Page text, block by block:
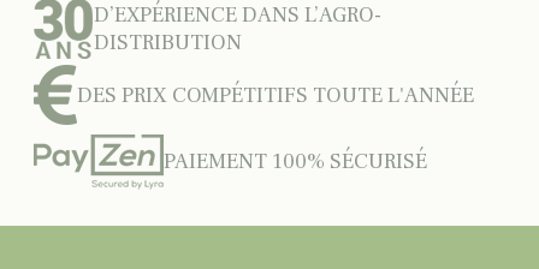
D’EXPÉRIENCE DANS L’AGRO-
DISTRIBUTION
DES PRIX COMPÉTITIFS TOUTE L'ANNÉE
PAIEMENT 100% SÉCURISÉ